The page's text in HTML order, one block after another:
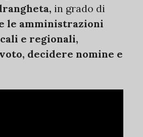
in grado di
le amministrazioni
e regionali,
decidere nomine e